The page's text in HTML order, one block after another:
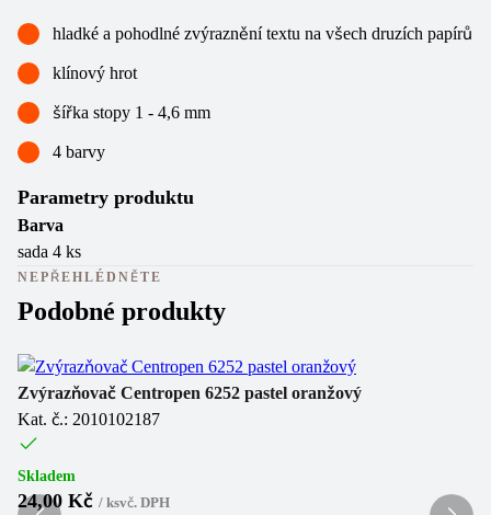
hladké a pohodlné zvýraznění textu na všech druzích papírů
klínový hrot
šířka stopy 1 - 4,6 mm
4 barvy
Parametry produktu
Barva
sada 4 ks
NEPŘEHLÉDNĚTE
Podobné produkty
Zvýrazňovač Centropen 6252 pastel oranžový
Kat. č.: 2010102187
Skladem
24,00 Kč / ksvč. DPH